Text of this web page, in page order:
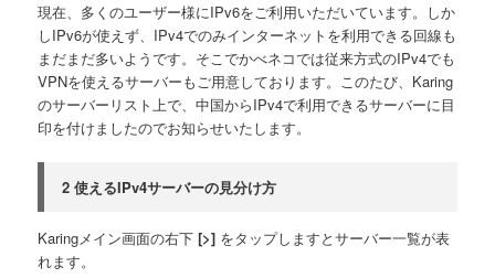
現在、多くのユーザー様にIPv6をご利用いただいています。しか
しIPv6が使えず、IPv4でのみインターネットを利用できる回線も
まだまだ多いようです。そこでかべネコでは従来方式のIPv4でも
VPNを使えるサーバーもご用意しております。このたび、Karing
のサーバーリスト上で、中国からIPv4で利用できるサーバーに目
印を付けましたのでお知らせいたします。
2 使えるIPv4サーバーの見分け方
Karingメイン画面の右下[>] をタップしますとサーバー一覧が表
れます。